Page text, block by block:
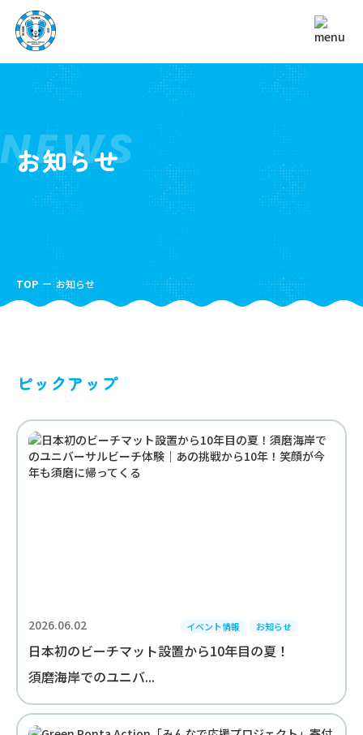
お知らせ
NEWS
TOP お知らせ
ピックアップ
2026.06.02 イベント情報 お知らせ
日本初のビーチマット設置から10年目の夏！
須磨海岸でのユニバ...